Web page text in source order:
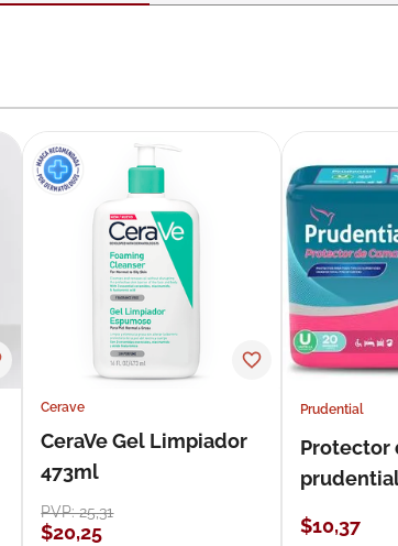
Cerave
CeraVe Gel Limpiador
473ml
PVP:25,31
$20,25
Prudential
Protector
$10,37